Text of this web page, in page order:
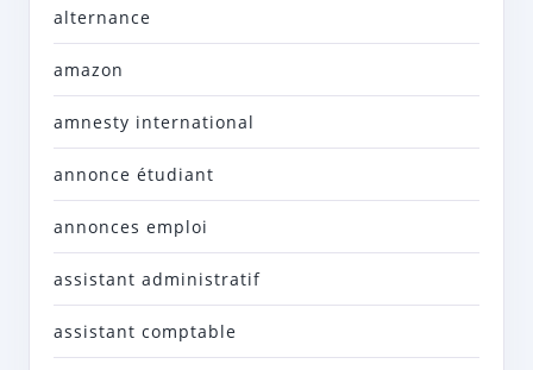
alternance
amazon
amnesty international
annonce étudiant
annonces emploi
assistant administratif
assistant comptable